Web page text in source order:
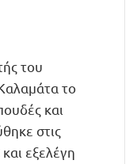
του
το
και
στις
εξελέγη